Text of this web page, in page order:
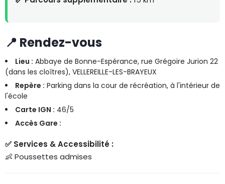
📍 Rendez-vous
Lieu : Abbaye de Bonne-Espérance, rue Grégoire Jurion 22
(dans les cloîtres), VELLEREILLE-LES-BRAYEUX
Repère : Parking dans la cour de récréation, à l'intérieur de
l'école
Carte IGN : 46/5
Accès Gare :
✅ Services & Accessibilité :
👶 Poussettes admises